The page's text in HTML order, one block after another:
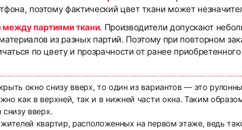
поэтому фактический цвет ткани может
партиями ткани. Производители допускают
из разных партий. Поэтому при повторном
по цвету и прозрачности от ранее
окно снизу вверх, то один из вариантов — это
как в верхней, так и в нижней части окна. Таким
снизу вверх.
квартир, расположенных на первом этаже, ведь